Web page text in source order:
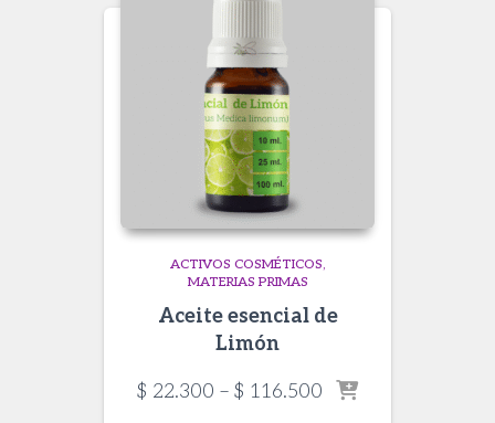
ACTIVOS COSMÉTICOS
MATERIAS PRIMAS
Aceite esencial de
Limón
$ 22.300 – $ 116.500 Price